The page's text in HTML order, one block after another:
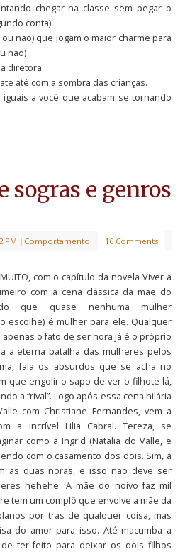
chegar na classe sem pegar o
conta).
não) que jogam o maior charme para
não)
diretora.
até com a sombra das crianças.
a você que acabam se tornando
sogras e genros
PM | Comportamento 16 Comments
com o capítulo da novela Viver a
com a cena clássica da mãe do
que quase nenhuma mulher
escolhe) é mulher para ele. Qualquer
o fato de ser nora já é o próprio
a eterna batalha das mulheres pelos
fala os absurdos que se acha no
que engolir o sapo de ver o filhote lá,
a “rival”. Logo após essa cena hilária
com Christiane Fernandes, vem a
a incrível Lilia Cabral. Tereza, se
como a Ingrid (Natalia do Valle, e
com o casamento dos dois. Sim, a
as duas noras, e isso não deve ser
hehehe. A mãe do noivo faz mil
tem um complô que envolve a mãe da
por tras de qualquer coisa, mas
do amor para isso. Até macumba a
ter feito para deixar os dois filhos